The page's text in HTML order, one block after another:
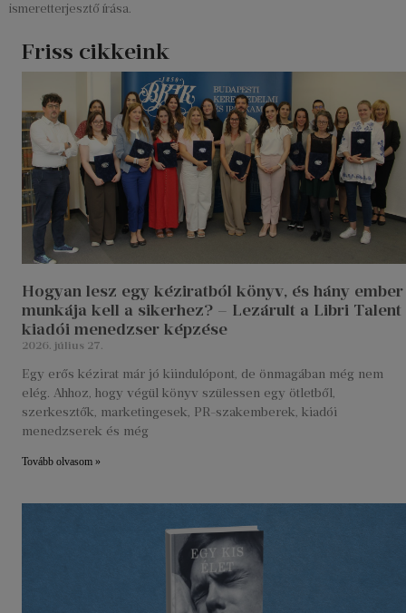
ismeretterjesztő írása.
Friss cikkeink
Hogyan lesz egy kéziratból könyv, és hány ember
munkája kell a sikerhez? – Lezárult a Libri Talent
kiadói menedzser képzése
2026. július 27.
Egy erős kézirat már jó kiindulópont, de önmagában még nem
elég. Ahhoz, hogy végül könyv szülessen egy ötletből,
szerkesztők, marketingesek, PR-szakemberek, kiadói
menedzserek és még
Tovább olvasom »